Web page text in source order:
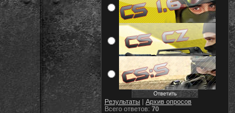
Результаты | Архив опросов
Всего ответов: 70